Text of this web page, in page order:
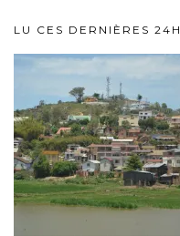
LU CES DERNIÈRES 24H